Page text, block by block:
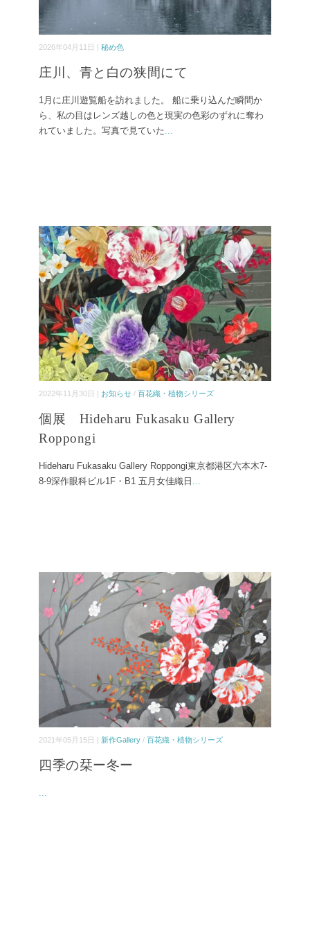
2026年04月11日 | 秘め色
庄川、青と白の狭間にて
1月に庄川遊覧船を訪れました。 船に乗り込んだ瞬間か
ら、私の目はレンズ越しの色と現実の色彩のずれに奪わ
れていました。写真で見ていた...
2022年11月30日 | お知らせ / 百花織・植物シリーズ
個展 Hideharu Fukasaku Gallery
Roppongi
Hideharu Fukasaku Gallery Roppongi東京都港区六本木7-
8-9深作眼科ビル1F・B1 五月女佳織日 ...
2021年05月15日 | 新作Gallery / 百花織・植物シリーズ
四季の栞ー冬ー
...